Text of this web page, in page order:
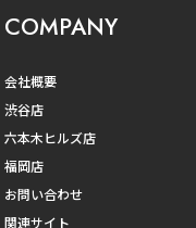
COMPANY
会社概要
渋谷店
六本木ヒルズ店
福岡店
お問い合わせ
関連サイト